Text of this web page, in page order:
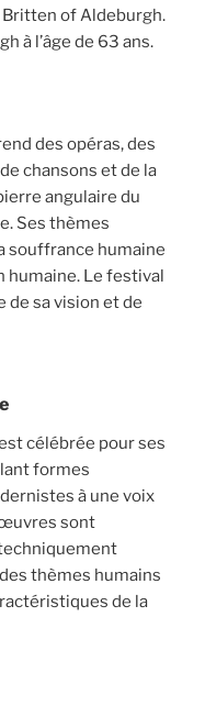
Britten of Aldeburgh.
à l’âge de 63 ans.
des opéras, des
chansons et de la
angulaire du
Ses thèmes
souffrance humaine
humaine. Le festival
de sa vision et de
célébrée pour ses
formes
à une voix
sont
thèmes humains
de la